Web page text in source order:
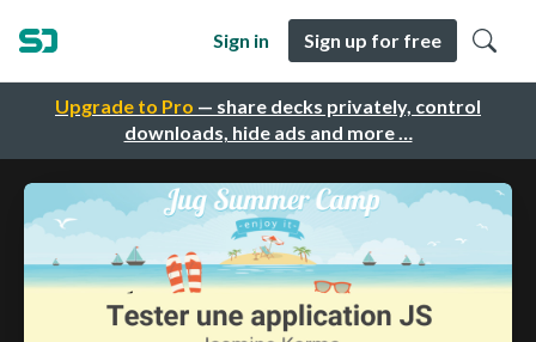
Upgrade to Pro — share decks privately, control
downloads, hide ads and more …
Sign in Sign up for free